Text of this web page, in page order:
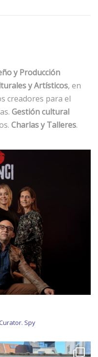
y Producción
y Artísticos, en
creadores para el
Gestión cultural
Charlas y Talleres.
Spy